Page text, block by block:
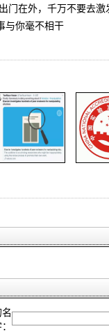
门在外，千万不要去激
与你毫不相干